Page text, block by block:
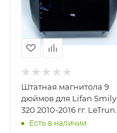
Штатная магнитола 9
дюймов для Lifan Smily
320 2010-2016 гг. LeTrun
3308-6494 Android 12
Есть в наличии